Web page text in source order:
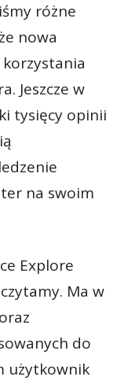
różne
nowa
Jeszcze w
tysięcy opinii
na swoim
Explore
Ma w
do
użytkownik